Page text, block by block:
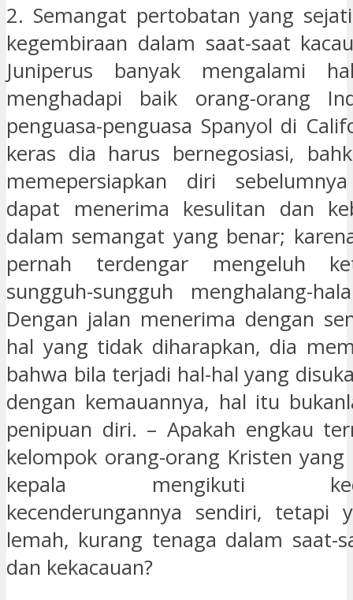
2. Semangat pertobatan yang
kegembiraan dalam saat-saat
Juniperus banyak mengalami
menghadapi baik orang-orang
penguasa-penguasa Spanyol di
keras dia harus bernegosiasi,
memepersiapkan diri
dapat menerima kesulitan dan
dalam semangat yang benar;
pernah terdengar mengeluh
sungguh-sungguh menghalang-
Dengan jalan menerima dengan
hal yang tidak diharapkan, dia
bahwa bila terjadi hal-hal yang
dengan kemauannya, hal itu
penipuan diri. – Apakah engkau
kelompok orang-orang Kristen yang
kepala mengikuti
kecenderungannya sendiri, tetapi
lemah, kurang tenaga dalam saat-
dan kekacauan?